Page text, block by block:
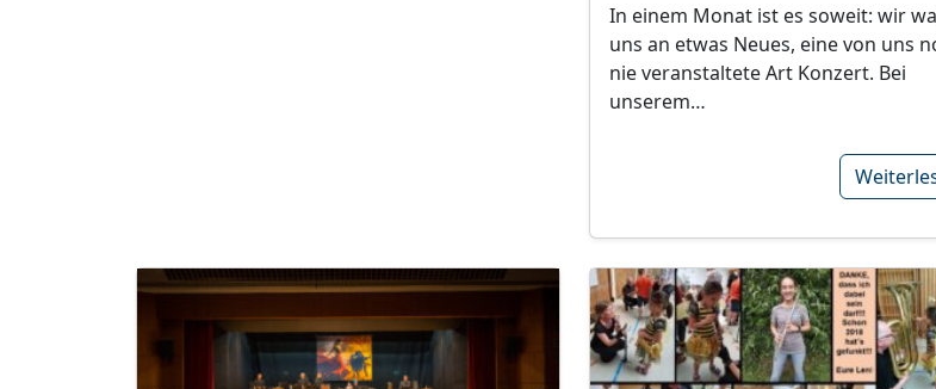
In einem Monat ist es soweit: wir
uns an etwas Neues, eine von uns
nie veranstaltete Art Konzert. Bei
unserem…